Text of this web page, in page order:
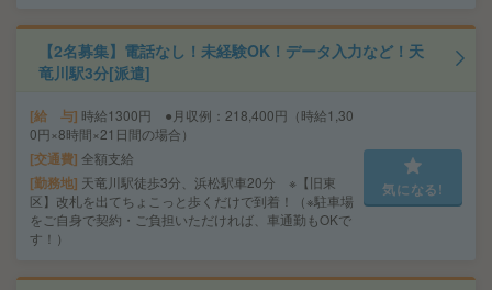
【2名募集】電話なし！未経験OK！データ入力など！天
竜川駅3分[派遣]
給 与 時給1300円 ●月収例：218,400円（時給1,30
0円×8時間×21日間の場合）
交通費 全額支給
勤務地 天竜川駅徒歩3分、浜松駅車20分 ※【旧東
区】改札を出てちょこっと歩くだけで到着！（※駐車場
をご自身で契約・ご負担いただければ、車通勤もOKで
す！）
気になる!